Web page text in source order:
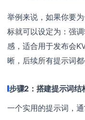
举例来说，如果你要
标就可以设定为：强
感，适合用于发布会
晰，后续所有提示词都
步骤2：搭建提示词结
一个实用的提示词，